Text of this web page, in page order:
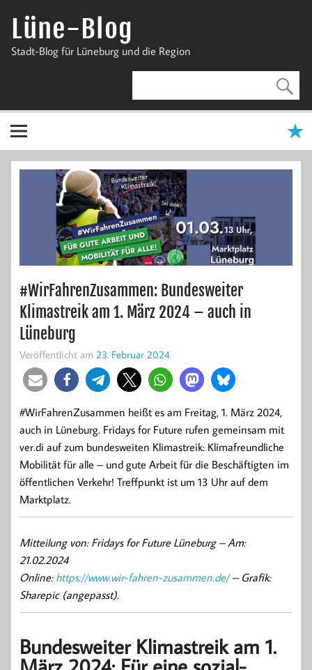
InhaltLüne-Blog
Stadt-Blog für Lüneburg und die Region
#WirFahrenZusammen: Bundesweiter
Klimastreik am 1. März 2024 – auch in
Lüneburg
Veröffentlicht am 23. Februar 2024
#WirFahrenZusammen heißt es am Freitag, 1. März 2024,
auch in Lüneburg. Fridays for Future rufen gemeinsam mit
ver.di auf zum bundesweiten Klimastreik: Klimafreundliche
Mobilität für alle – und gute Arbeit für die Beschäftigten im
öffentlichen Verkehr! Treffpunkt ist um 13 Uhr auf dem
Marktplatz.
Mitteilung von: Fridays for Future Lüneburg –Am:
21.02.2024
Online: https://www.wir-fahren-zusammen.de/– Grafik:
Sharepic (angepasst).
Bundesweiter Klimastreik am 1.